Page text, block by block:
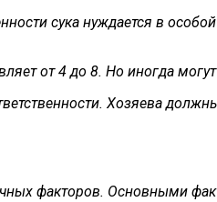
сука нуждается в
от 4 до 8. Но иногда
Хозяева
факторов. Основными